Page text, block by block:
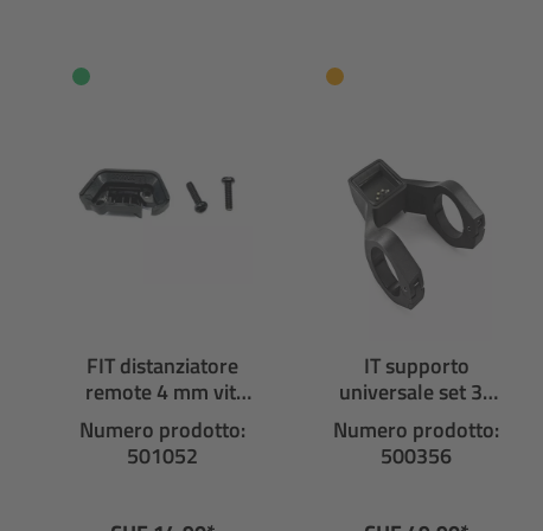
FIT distanziatore
remote 4 mm viti
Numero prodotto:
501052
IT supporto
universale set 35
mm per display
Numero prodotto:
500356